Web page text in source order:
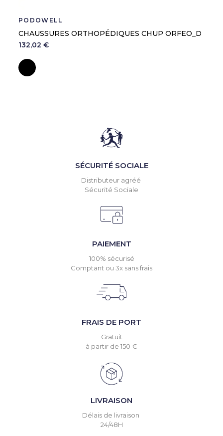
PODOWELL
CHAUSSURES ORTHOPÉDIQUES CHUP ORFEO_D
132,02 €
Noir
SÉCURITÉ SOCIALE
Distributeur agréé
Sécurité Sociale
PAIEMENT
100% sécurisé
Comptant ou 3x sans frais
FRAIS DE PORT
Gratuit
à partir de 150 €
LIVRAISON
Délais de livraison
24/48H